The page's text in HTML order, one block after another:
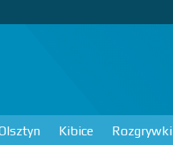
Kibice Rozgrywki